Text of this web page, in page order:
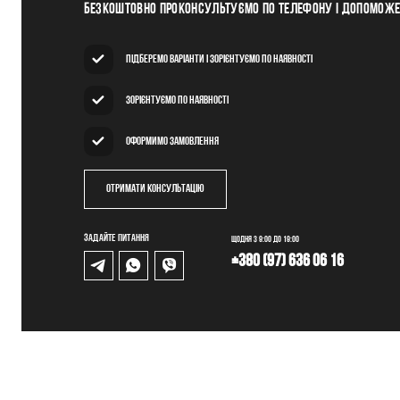
Безкоштовно проконсультуємо по телефону і
Підберемо варіанти і зорієнтуємо по наявності
Зорієнтуємо по наявності
Оформимо замовлення
Отримати консультацію
Задайте питання Щодня з 9:00 до 19:00
+380 (97) 636 06 16